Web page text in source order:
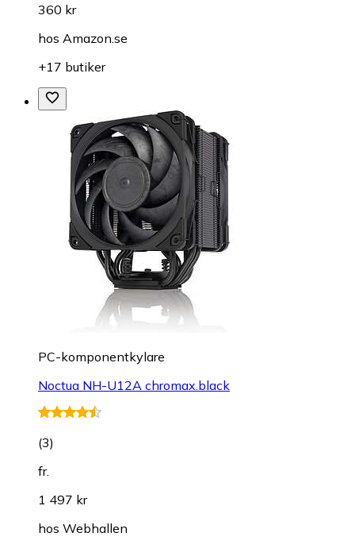
360 kr
hos Amazon.se
+17 butiker
PC-komponentkylare
Noctua NH-U12A chromax.black
(3)
fr.
1 497 kr
hos Webhallen